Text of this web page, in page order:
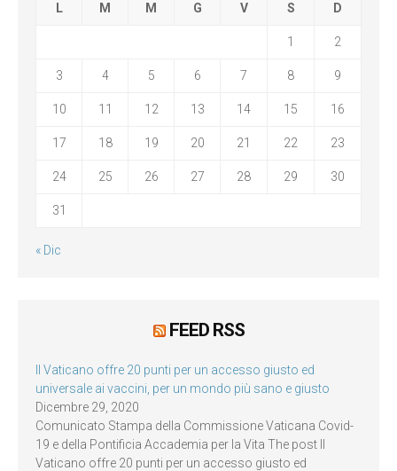
L M M G V S D
1 2
3 4 5 6 7 8 9
10 11 12 13 14 15 16
17 18 19 20 21 22 23
24 25 26 27 28 29 30
31
« Dic
FEED RSS
Il Vaticano offre 20 punti per un accesso giusto ed
universale ai vaccini, per un mondo più sano e giusto
Dicembre 29, 2020
Comunicato Stampa della Commissione Vaticana Covid-
19 e della Pontificia Accademia per la Vita The post Il
Vaticano offre 20 punti per un accesso giusto ed